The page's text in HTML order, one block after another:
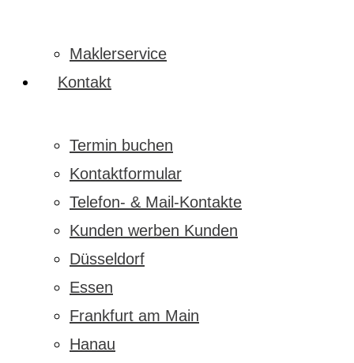
Maklerservice
Kontakt
Termin buchen
Kontaktformular
Telefon- & Mail-Kontakte
Kunden werben Kunden
Düsseldorf
Essen
Frankfurt am Main
Hanau